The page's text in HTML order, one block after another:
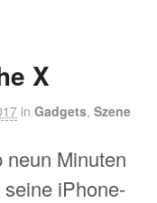
X
in Gadgets, Szene
Minuten
iPhone-